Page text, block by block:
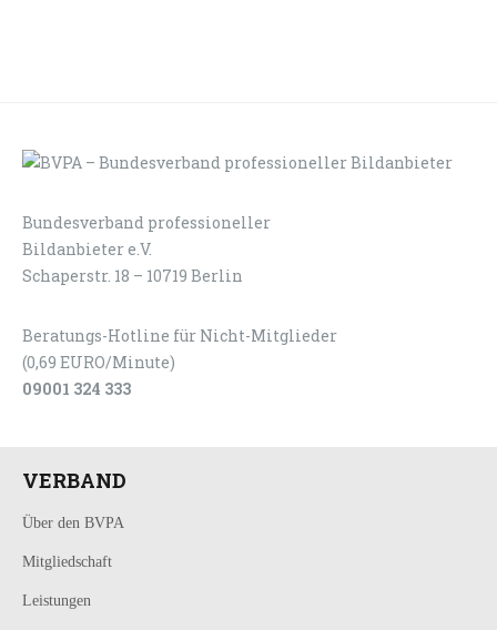
Bundesverband professioneller
Bildanbieter e.V.
Schaperstr. 18 – 10719 Berlin
Beratungs-Hotline für Nicht-Mitglieder
(0,69 EURO/Minute)
09001 324 333
VERBAND
Über den BVPA
Mitgliedschaft
Leistungen